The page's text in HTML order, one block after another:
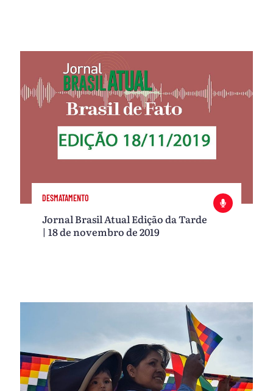
DESMATAMENTO
Jornal Brasil Atual Edição da Tarde
| 18 de novembro de 2019